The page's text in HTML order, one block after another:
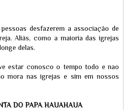
desfazerem a associação de
Aliás, como a maioria das igrejas
delas.
estar conosco o tempo todo e nao
mora nas igrejas e sim em nossos
DO PAPA HAUAHAUA